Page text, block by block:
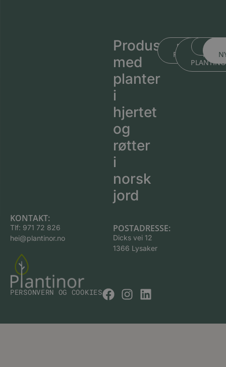
Produsert
med
planter
i
hjertet
og
røtter
i
norsk
jord
BLI KJENT MED
BLI
MED
KONTAKT:
Tlf: 971 72 826
hei@plantinor.no
POSTADRESSE:
Dicks vei 12
1366 Lysaker
PERSONVERN OG COOKIES